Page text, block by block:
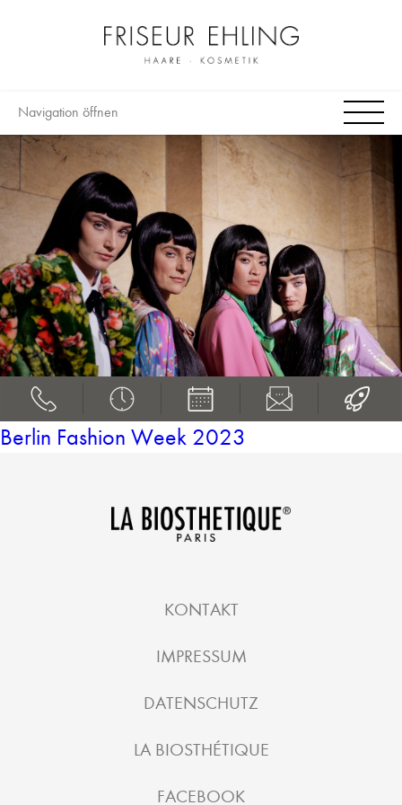
Navigation öffnen
Berlin Fashion Week 2023
KONTAKT
IMPRESSUM
DATENSCHUTZ
LA BIOSTHÉTIQUE
FACEBOOK